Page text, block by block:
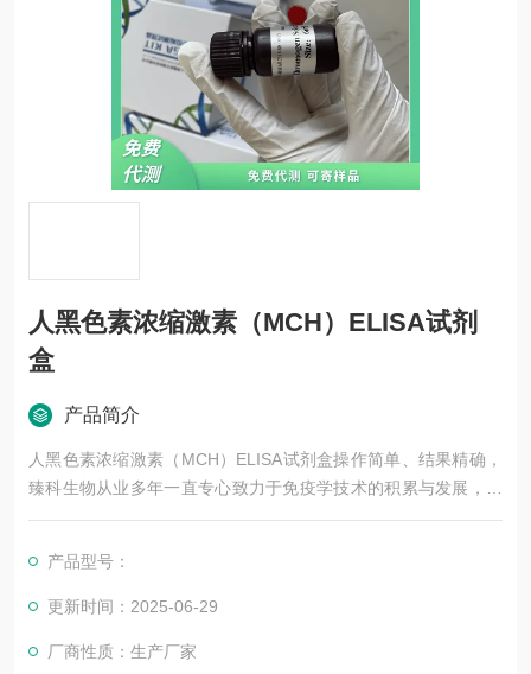
人黑色素浓缩激素（MCH）ELISA试剂
盒
产品简介
人黑色素浓缩激素（MCH）ELISA试剂盒操作简单、结果精确，
臻科生物从业多年一直专心致力于免疫学技术的积累与发展，以
其优质的产品质量与专业的技术服务，赢得业内广大人士的认
作关系，共同努力合作共赢。
产品型号：
更新时间：2025-06-29
厂商性质：生产厂家